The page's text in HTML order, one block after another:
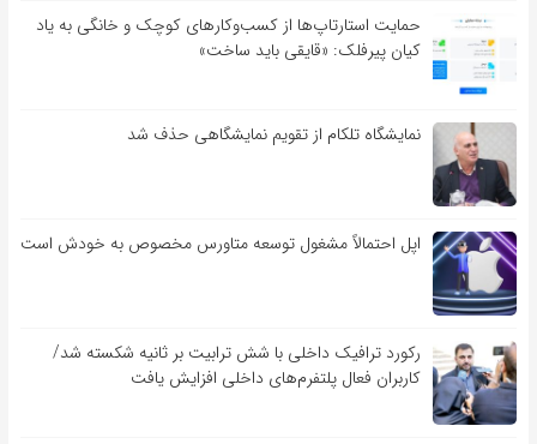
حمایت استارتاپ‌ها از کسب‌وکارهای کوچک و خانگی به یاد
کیان پیرفلک: «قایقی باید ساخت»
نمایشگاه تلکام از تقویم نمایشگاهی حذف شد
اپل احتمالاً مشغول توسعه متاورس مخصوص به خودش است
رکورد ترافیک داخلی با شش ترابیت بر ثانیه شکسته شد/
کاربران فعال پلتفرم‌های داخلی افزایش یافت